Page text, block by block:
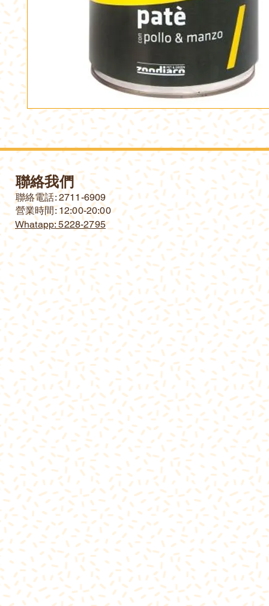
聯絡我們
​聯絡電話: 2711-6909
營業時間: 12:00-20:00
Whatapp: 5228-2795